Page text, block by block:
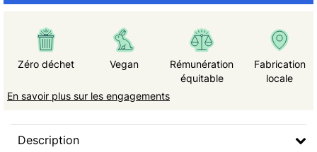
Zéro déchet Vegan
Rémunération
équitable
Fabrication
locale
En savoir plus sur les engagements
Description